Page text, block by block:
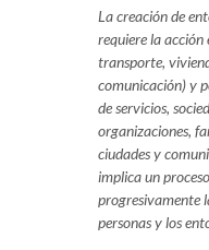
La creación de
requiere la acción
transporte,
comunicación) y
de servicios,
organizaciones,
ciudades y
implica un
progresivamente
personas y los